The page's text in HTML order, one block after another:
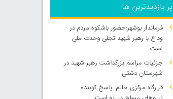
پر بازدیدترین ها
فرماندار بوشهر:حضور باشکوه مردم در
وداع با رهبر شهید تجلی وحدت ملی
است
جزئیات مراسم بزرگداشت رهبر شهید در
شهرستان دشتی
قرارگاه مرکزی خاتم: پاسخ کوبنده